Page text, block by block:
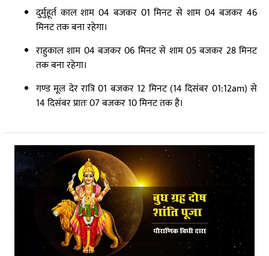
दुर्मुहूर्त काल शाम 04 बजकर 01 मिनट से शाम 04 बजकर 46
मिनट तक बना रहेगा।
राहुकाल शाम 04 बजकर 06 मिनट से शाम 05 बजकर 28 मिनट
तक बना रहेगा।
गण्ड मूल देर रात्रि 01 बजकर 12 मिनट (14 दिसंबर 01:12am) से
14 दिसंबर प्रातः 07 बजकर 10 मिनट तक है।